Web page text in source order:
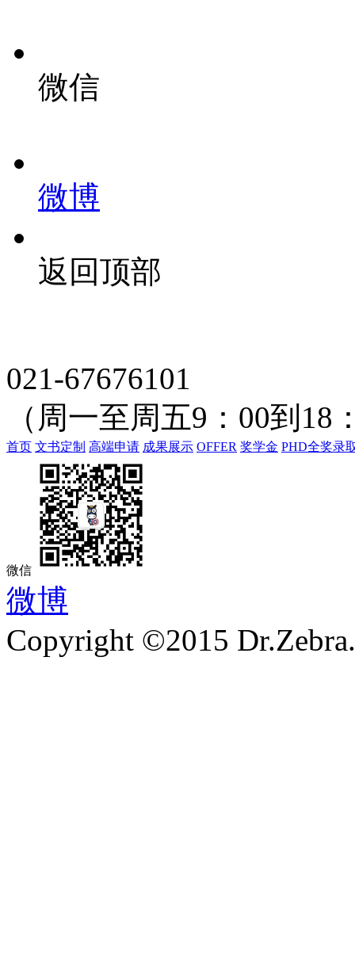
微信
微博
返回顶部
021-67676101
（周一至周五9：00到18
首页 文书定制 高端申请 成果展示 OFFER 奖学金 PHD全奖录
微信
微博
Copyright ©2015